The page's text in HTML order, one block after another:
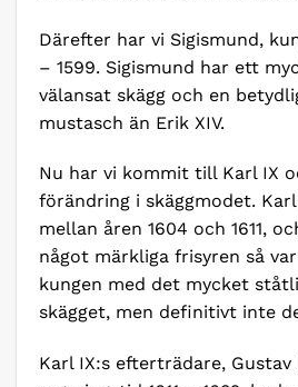
Därefter har vi Sigismund,
– 1599. Sigismund har ett
välansat skägg och en
mustasch än Erik XIV.
Nu har vi kommit till Karl IX
förändring i skäggmodet.
mellan åren 1604 och 1611,
något märkliga frisyren så
kungen med det mycket
skägget, men definitivt inte
Karl IX:s efterträdare, Gustav